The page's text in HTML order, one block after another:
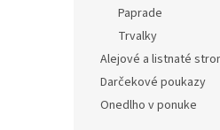
Paprade
Trvalky
Alejové a listnaté
Darčekové poukazy
Onedlho v ponuke